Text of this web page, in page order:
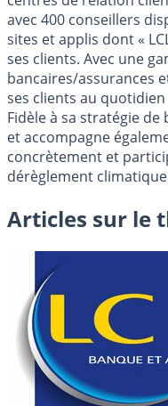
avec 400 conseillers
sites et applis dont «
ses clients. Avec une
bancaires/assurances
ses clients au
Fidèle à sa stratégie de
et accompagne
concrètement et
dérèglement
Articles sur le